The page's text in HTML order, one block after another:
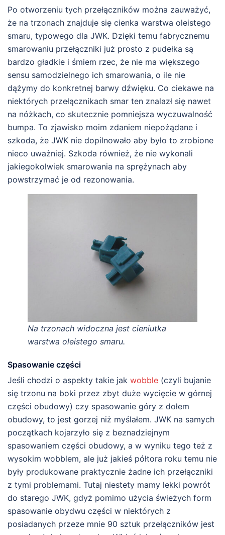
Po otworzeniu tych przełączników można zauważyć,
że na trzonach znajduje się cienka warstwa oleistego
smaru, typowego dla JWK. Dzięki temu fabrycznemu
smarowaniu przełączniki już prosto z pudełka są
bardzo gładkie i śmiem rzec, że nie ma większego
sensu samodzielnego ich smarowania, o ile nie
dążymy do konkretnej barwy dźwięku. Co ciekawe na
niektórych przełącznikach smar ten znalazł się nawet
na nóżkach, co skutecznie pomniejsza wyczuwalność
bumpa. To zjawisko moim zdaniem niepożądane i
szkoda, że JWK nie dopilnowało aby było to zrobione
nieco uważniej. Szkoda również, że nie wykonali
jakiegokolwiek smarowania na sprężynach aby
powstrzymać je od rezonowania.
Na trzonach widoczna jest cieniutka
warstwa oleistego smaru.
Spasowanie części
Jeśli chodzi o aspekty takie jak wobble (czyli bujanie
się trzonu na boki przez zbyt duże wycięcie w górnej
części obudowy) czy spasowanie góry z dołem
obudowy, to jest gorzej niż myślałem. JWK na samych
początkach kojarzyło się z beznadziejnym
spasowaniem części obudowy, a w wyniku tego też z
wysokim wobblem, ale już jakieś półtora roku temu nie
były produkowane praktycznie żadne ich przełączniki
z tymi problemami. Tutaj niestety mamy lekki powrót
do starego JWK, gdyż pomimo użycia świeżych form
spasowanie obydwu części w niektórych z
posiadanych przeze mnie 90 sztuk przełączników jest